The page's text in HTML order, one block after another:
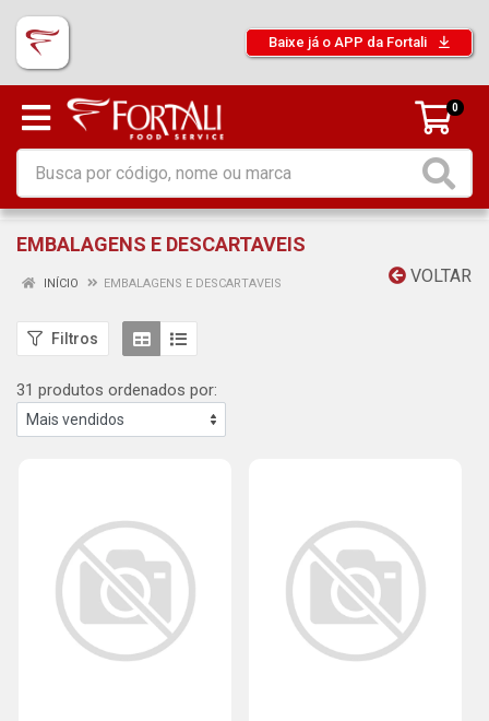
Baixe já o APP da Fortali
0
EMBALAGENS E DESCARTAVEIS
VOLTAR
INÍCIO EMBALAGENS E DESCARTAVEIS
Filtros
31 produtos ordenados por: